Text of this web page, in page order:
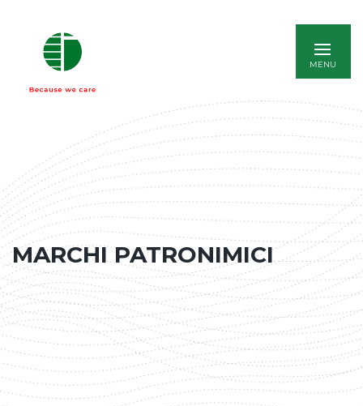
MARCHI PATRONIMICI